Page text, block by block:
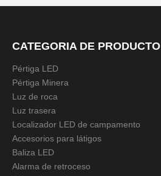
Material:
Adecuado para el diámetro del
neumático:
Capacidad máxima de carga:
Uso:
CATEGORIA DE PRODUCTO
Pértiga LED
Pértiga Minera
Luz de roca
Luz trasera
Localizador LED de campamento
Accesorios para látigos
Baliza LED
Alarma de retroceso